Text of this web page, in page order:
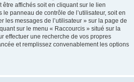
affichés soit en cliquant sur le lien
panneau de contrôle de l’utilisateur, soit en
les messages de l’utilisateur » sur la page de
sur le menu « Raccourcis » situé sur la
effectuer une recherche de vos propres
et remplissez convenablement les options